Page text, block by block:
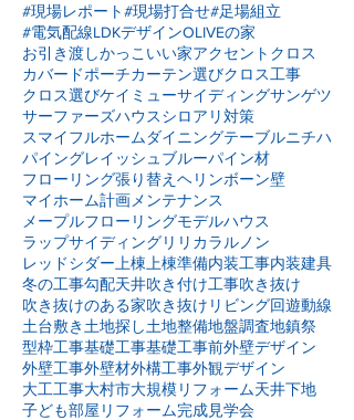
#現場レポート#現場打合せ#足場組立
#電気配線LDKデザインOLIVEの家
お引き渡しかっこいい家アクセントクロス
カバードポーチカーテン選びクロス工事
クロス選びケイミューサイディングサンゲツ
サーファーズハウスシロアリ対策
スマイフルホームダイニングテーブルニチハ
パイングレイッシュブルーパイン材
フローリング張り替え ヘリンボーン壁
マイホーム計画 メンテナンス
メープルフローリングモデルハウス
ラップサイディングリリカラ ルノン
レッドシダー 上棟 上棟準備内装工事内装建具
冬の工事勾配天井吹き付け工事吹き抜け
吹き抜けのある家吹き抜けリビング回遊動線
土台敷き 土地探し土地整備地盤調査地鎮祭
型枠工事基礎工事基礎工事前外壁デザイン
外壁工事外壁材外構工事外観デザイン
大工工事大村市大規模リフォーム天井下地
子ども部屋リフォーム完成見学会